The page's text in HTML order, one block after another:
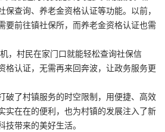
保查询、养老金资格认证等功能。以前，
要前往镇社保所，而养老金资格认证也需
村民在家门口就能轻松查询社保信
格认证，无需再来回奔波，让政务服务更
了村镇服务的时空限制，用便捷、高效
实在在的便利，也为村镇的发展注入了新
技带来的美好生活。